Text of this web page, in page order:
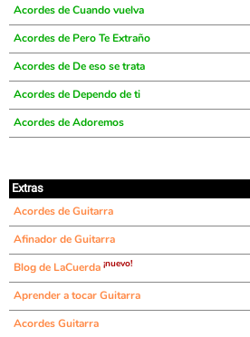
Acordes de Cuando vuelva
Acordes de Pero Te Extraño
Acordes de De eso se trata
Acordes de Dependo de ti
Acordes de Adoremos
Extras
Acordes de Guitarra
Afinador de Guitarra
Blog de LaCuerda ¡nuevo!
Aprender a tocar Guitarra
Acordes Guitarra